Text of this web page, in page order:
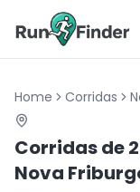
Home Corridas
Corridas de
Nova